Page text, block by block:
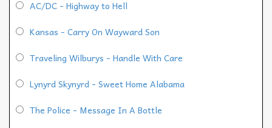
AC/DC - Highway to Hell
Kansas - Carry On Wayward Son
Traveling Wilburys - Handle With Care
Lynyrd Skynyrd - Sweet Home Alabama
The Police - Message In A Bottle